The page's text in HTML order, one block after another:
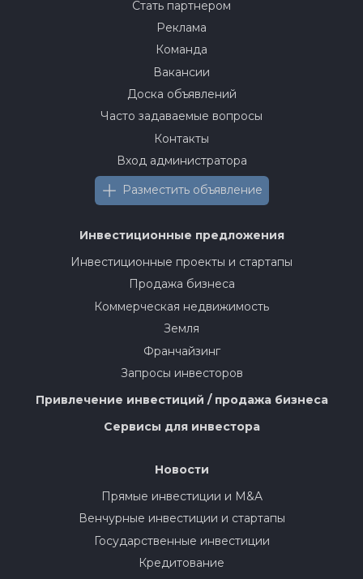
Стать партнером
Реклама
Команда
Вакансии
Доска объявлений
Часто задаваемые вопросы
Контакты
Вход администратора
Разместить объявление
Инвестиционные предложения
Инвестиционные проекты и стартапы
Продажа бизнеса
Коммерческая недвижимость
Земля
Франчайзинг
Запросы инвесторов
Привлечение инвестиций / продажа бизнеса
Сервисы для инвестора
Новости
Прямые инвестиции и M&A
Венчурные инвестиции и стартапы
Государственные инвестиции
Кредитование